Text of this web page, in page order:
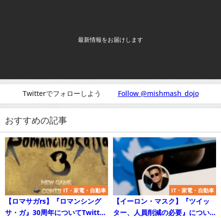
最新情報をお届けします
Twitterでフォローしよう Follow @mishmash_dojo
おすすめの記事
IT・家電・自動車
【ロマサガrs】『ロマンシング
サ・ガ』30周年についてTwitter
IT・家電・自動車
【イーロン・マスク】『ツイッ
ター、人員削減の必要』につい